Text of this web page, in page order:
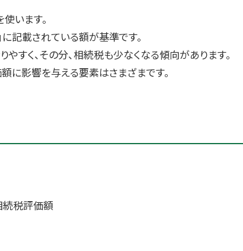
います。
記載されている額が基準です。
すく、その分、相続税も少なくなる傾向があります。
に影響を与える要素はさまざまです。
税評価額